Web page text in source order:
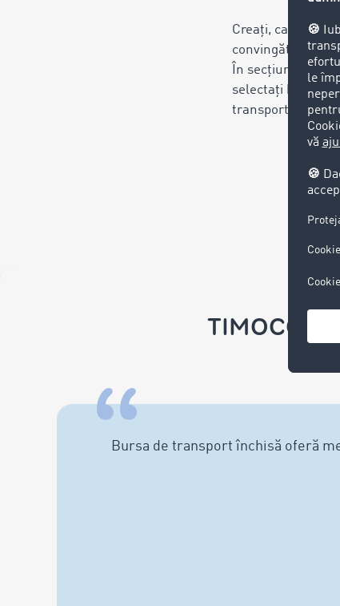
Creați, ca de
convingătoare
În secțiunea
selectați bursa
transport închisă.
TIMOCOM
Bursa de transport închisă oferă